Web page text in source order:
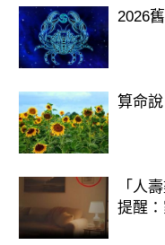
2026
算命說
「人
提醒